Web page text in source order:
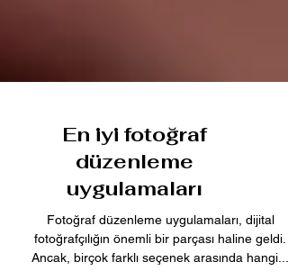
En iyi fotoğraf
düzenleme
uygulamaları
Fotoğraf düzenleme uygulamaları, dijital